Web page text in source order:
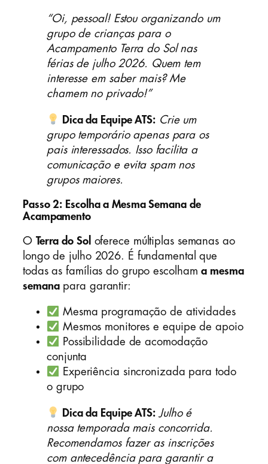
“Oi, pessoal! Estou organizando um
grupo de crianças para o
Acampamento Terra do Sol nas
férias de julho 2026. Quem tem
interesse em saber mais? Me
chamem no privado!”
Dica da Equipe ATS: Crie um
grupo temporário apenas para os
pais interessados. Isso facilita a
comunicação e evita spam nos
grupos maiores.
Passo 2: Escolha a Mesma Semana de
Acampamento
O Terra do Sol oferece múltiplas semanas ao
longo de julho 2026. É fundamental que
todas as famílias do grupo escolhama mesma
semanapara garantir:
Mesma programação de atividades
Mesmos monitores e equipe de apoio
Possibilidade de acomodação
conjunta
Experiência sincronizada para todo
o grupo
Dica da Equipe ATS: Julho é
nossa temporada mais concorrida.
Recomendamos fazer as inscrições
com antecedência para garantir a